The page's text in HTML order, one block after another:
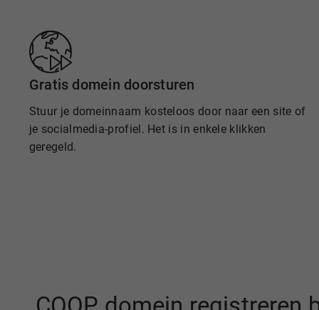
Gratis domein doorsturen
Stuur je domeinnaam kosteloos door naar een site of
je socialmedia-profiel. Het is in enkele klikken
geregeld.